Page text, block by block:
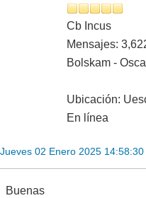
Cb Incus
Mensajes:
Bolskam -
Ubicación:
En línea
Jueves 02 Enero 2025 14:58:30
Buenas